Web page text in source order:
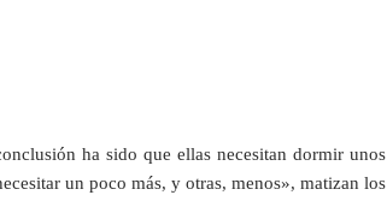
ha sido que ellas necesitan dormir unos
un poco más, y otras, menos», matizan los